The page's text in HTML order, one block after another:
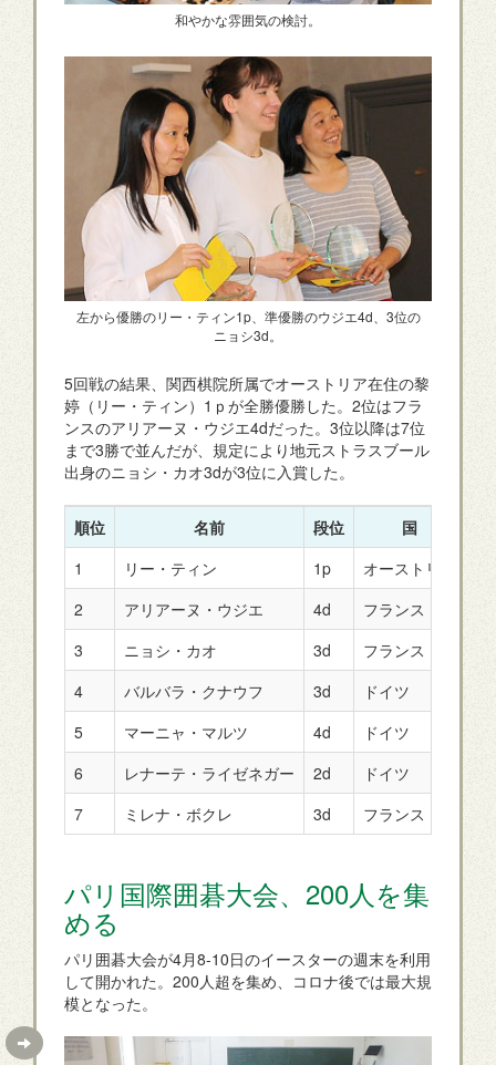
和やかな雰囲気の検討。
左から優勝のリー・ティン1p、準優勝のウジエ4d、3位の
ニョシ3d。
5回戦の結果、関西棋院所属でオーストリア在住の黎
婷（リー・ティン）1ｐが全勝優勝した。2位はフラ
ンスのアリアーヌ・ウジエ4dだった。3位以降は7位
まで3勝で並んだが、規定により地元ストラスブール
出身のニョシ・カオ3dが3位に入賞した。
順位 名前 段位 国
1
リー・ティン 1p オーストリア
2
アリアーヌ・ウジエ 4d フランス
3
ニョシ・カオ 3d フランス
4
バルバラ・クナウフ 3d ドイツ
5
マーニャ・マルツ 4d ドイツ
6
レナーテ・ライゼネガー 2d ドイツ
7
ミレナ・ボクレ 3d フランス
パリ国際囲碁大会、200人を集
める
パリ囲碁大会が4月8-10日のイースターの週末を利用
して開かれた。200人超を集め、コロナ後では最大規
模となった。